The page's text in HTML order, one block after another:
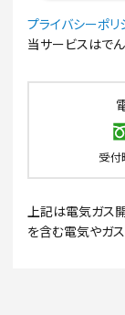
プライバシーポリ
当サービスはで
受付
上記は電気ガス
を含む電気やガ